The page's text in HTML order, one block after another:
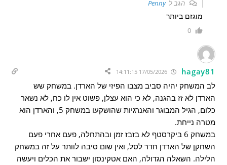
הגב לPenny
מוגזם ביותר
0
hagay81
17/05/2026 14:11:15
לב המשחק יהיה סביב מצבו הפיזי של הארדן. במשחק שש
הארדן לא זז בהגנה, לא כי הוא עצלן, פשוט אין לו כח, לא נשאר
כלום, הגיל המבוגר והאנרגיות שהושקעו במשחק 5, והארדן הוא
מטרה נייחת.
במשחק 6 ביקרסטף לא בזבז זמן ובהתחלה, פעם אחרי פעם
השחקן של הארדן חדר לסל, ואין שום סיבה לוותר על זה במשחק
הלילה. השאלה הגדולה, האם אטקינסון ישבור את הכלים ויעשה